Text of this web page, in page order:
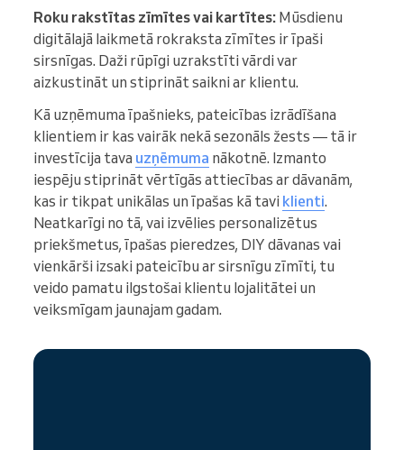
Roku rakstītas zīmītes vai kartītes: Mūsdienu
digitālajā laikmetā rokraksta zīmītes ir īpaši
sirsnīgas. Daži rūpīgi uzrakstīti vārdi var
aizkustināt un stiprināt saikni ar klientu.
Kā uzņēmuma īpašnieks, pateicības izrādīšana
klientiem ir kas vairāk nekā sezonāls žests — tā ir
investīcija tava uzņēmuma nākotnē. Izmanto
iespēju stiprināt vērtīgās attiecības ar dāvanām,
kas ir tikpat unikālas un īpašas kā tavi klienti.
Neatkarīgi no tā, vai izvēlies personalizētus
priekšmetus, īpašas pieredzes, DIY dāvanas vai
vienkārši izsaki pateicību ar sirsnīgu zīmīti, tu
veido pamatu ilgstošai klientu lojalitātei un
veiksmīgam jaunajam gadam.